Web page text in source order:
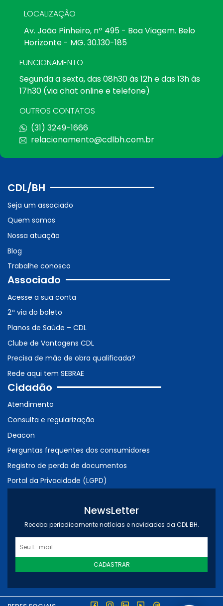
LOCALIZAÇÃO
Av. João Pinheiro, nº 495 - Boa Viagem. Belo
Horizonte - MG. 30.130-185
FUNCIONAMENTO
Segunda a sexta, das 08h30 às 12h e das 13h às
17h30 (via chat online e telefone)
OUTROS CONTATOS
(31) 3249-1666
relacionamento@cdlbh.com.br
CDL/BH
Seja um associado
Quem somos
Nossa atuação
Blog
Trabalhe conosco
Associado
Acesse a sua conta
2ª via do boleto
Planos de Saúde – CDL
Clube de Vantagens CDL
Precisa de mão de obra qualificada?
Rede aqui tem SEBRAE
Cidadão
Atendimento
Consulta e regularização
Deacon
Perguntas frequentes dos consumidores
Registro de perda de documentos
Portal da Privacidade (LGPD)
NewsLetter
Receba periodicamente notícias e novidades da CDL BH.
CADASTRAR